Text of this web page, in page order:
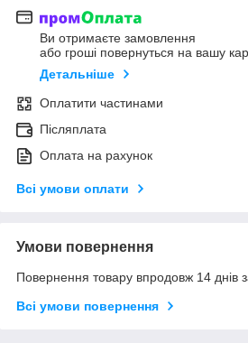
Ви отримаєте замовлення
або гроші повернуться на вашу
Детальніше
Оплатити частинами
Післяплата
Оплата на рахунок
Всі умови оплати
Умови повернення
Повернення товару впродовж 14 днів
Всі умови повернення